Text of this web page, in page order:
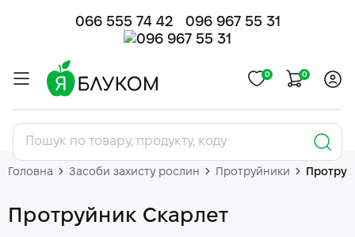
066 555 74 42 096 967 55 31
0 0
Головна Засоби захисту рослин Протруйники
Протруйник Скарлет